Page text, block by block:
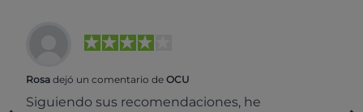
Rosa dejó un comentario de OCU
Siguiendo sus recomendaciones, he